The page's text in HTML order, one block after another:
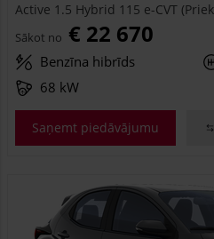
Active 1.5 Hybrid 115 e-CVT
Sākot no € 22 670
Benzīna hibrīds
68 kW
Saņemt piedāvājumu